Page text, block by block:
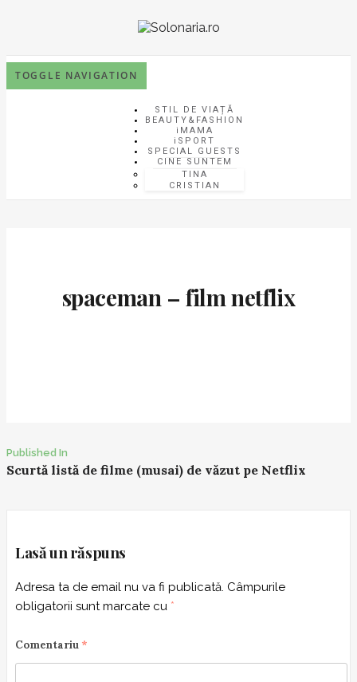
TOGGLE NAVIGATION
STIL DE VIAȚĂ
BEAUTY&FASHION
iMAMA
iSPORT
SPECIAL GUESTS
CINE SUNTEM
TINA
CRISTIAN
spaceman – film netflix
P
n
Published In
Scurtă listă de filme (musai) de văzut pe Netflix
Lasă un răspuns
Adresa ta de email nu va fi publicată. Câmpurile
obligatorii sunt marcate cu *
Comentariu *